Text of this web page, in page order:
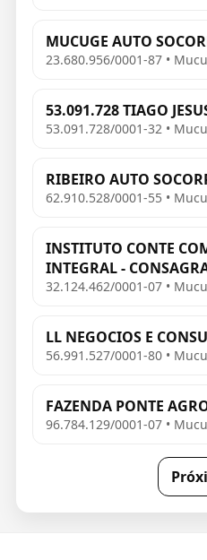
MUCUGE AUTO
23.680.956/0001-87 •
53.091.728 TIAGO
53.091.728/0001-32 •
RIBEIRO AUTO
62.910.528/0001-55 •
INSTITUTO CONTE
INTEGRAL -
32.124.462/0001-07 •
LL NEGOCIOS E
56.991.527/0001-80 •
FAZENDA PONTE
96.784.129/0001-07 •